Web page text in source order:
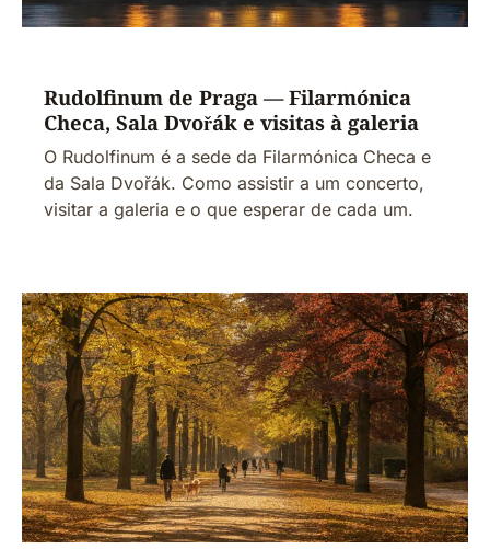
Rudolfinum de Praga — Filarmónica
Checa, Sala Dvořák e visitas à galeria
O Rudolfinum é a sede da Filarmónica Checa e
da Sala Dvořák. Como assistir a um concerto,
visitar a galeria e o que esperar de cada um.